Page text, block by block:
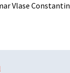
Vlase Constantin